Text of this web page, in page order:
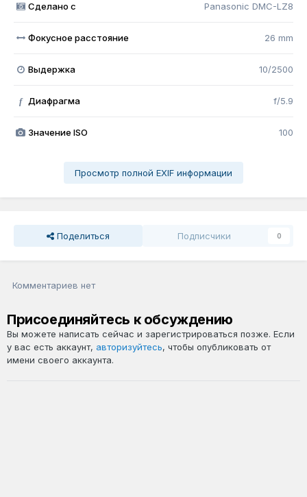
Сделано с Panasonic DMC-LZ8
Фокусное расстояние 26 mm
Выдержка 10/2500
f Диафрагма f/5.9
Значение ISO 100
Просмотр полной EXIF информации
Поделиться Подписчики 0
Комментариев нет
Присоединяйтесь к обсуждению
Вы можете написать сейчас и зарегистрироваться позже. Если
у вас есть аккаунт, авторизуйтесь, чтобы опубликовать от
имени своего аккаунта.